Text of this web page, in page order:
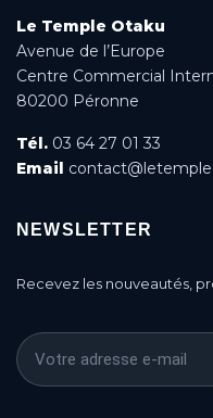
Le Temple Otaku
Avenue de l’Europe
Centre Commercial
80200 Péronne
Tél. 03 64 27 01 33
Email
NEWSLETTER
Recevez les nouveautés,